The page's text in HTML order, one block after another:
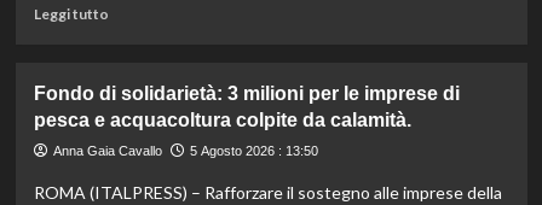
primario.
Leggi tuttoLeggi
Rinfresca
la
tua
il
Fondo di solidarietà: 3 milioni per le imprese di
pesca e acquacoltura colpite da calamità.
Anna Gaia Cavallo 5 Agosto 2026 : 13:50
ROMA (ITALPRESS) – Rafforzare il sostegno alle imprese della